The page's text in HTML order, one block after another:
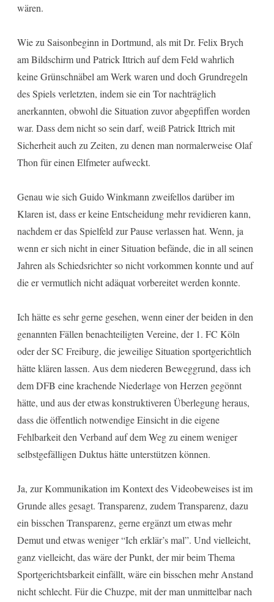
wären.
Wie zu Saisonbeginn in Dortmund, als mit Dr. Felix Brych
am Bildschirm und Patrick Ittrich auf dem Feld wahrlich
keine Grünschnäbel am Werk waren und doch Grundregeln
des Spiels verletzten, indem sie ein Tor nachträglich
anerkannten, obwohl die Situation zuvor abgepfiffen worden
war. Dass dem nicht so sein darf, weiß Patrick Ittrich mit
Sicherheit auch zu Zeiten, zu denen man normalerweise Olaf
Thon für einen Elfmeter aufweckt.
Genau wie sich Guido Winkmann zweifellos darüber im
Klaren ist, dass er keine Entscheidung mehr revidieren kann,
nachdem er das Spielfeld zur Pause verlassen hat. Wenn, ja
wenn er sich nicht in einer Situation befände, die in all seinen
Jahren als Schiedsrichter so nicht vorkommen konnte und auf
die er vermutlich nicht adäquat vorbereitet werden konnte.
Ich hätte es sehr gerne gesehen, wenn einer der beiden in den
genannten Fällen benachteiligten Vereine, der 1. FC Köln
oder der SC Freiburg, die jeweilige Situation sportgerichtlich
hätte klären lassen. Aus dem niederen Beweggrund, dass ich
dem DFB eine krachende Niederlage von Herzen gegönnt
hätte, und aus der etwas konstruktiveren Überlegung heraus,
dass die öffentlich notwendige Einsicht in die eigene
Fehlbarkeit den Verband auf dem Weg zu einem weniger
selbstgefälligen Duktus hätte unterstützen können.
Ja, zur Kommunikation im Kontext des Videobeweises ist im
Grunde alles gesagt. Transparenz, zudem Transparenz, dazu
ein bisschen Transparenz, gerne ergänzt um etwas mehr
Demut und etwas weniger “Ich erklär’s mal”. Und vielleicht,
ganz vielleicht, das wäre der Punkt, der mir beim Thema
Sportgerichtsbarkeit einfällt, wäre ein bisschen mehr Anstand
nicht schlecht. Für die Chuzpe, mit der man unmittelbar nach